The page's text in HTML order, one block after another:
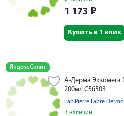
1 173 ₽
Купить в 1 клик
Яндекс Сплит
А-Дерма Экзомега
200мл С56503
Lab.Pierre Fabre
В наличии